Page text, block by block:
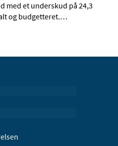
med et underskud på 24,3
og budgetteret.…